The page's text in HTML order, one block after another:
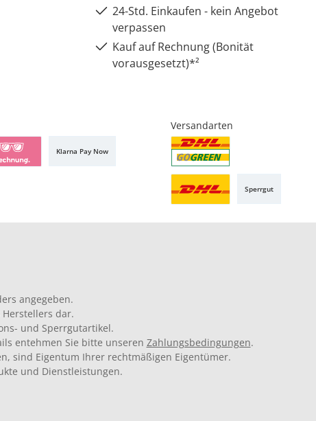
24-Std. Einkaufen - kein Angebot
verpassen
Kauf auf Rechnung (Bonität
vorausgesetzt)*²
Klarna Pay Now
Versandarten
Sperrgut
angegeben.
dar.
und Sperrgutartikel.
entehmen Sie bitte unseren Zahlungsbedingungen.
sind Eigentum Ihrer rechtmäßigen Eigentümer.
und Dienstleistungen.